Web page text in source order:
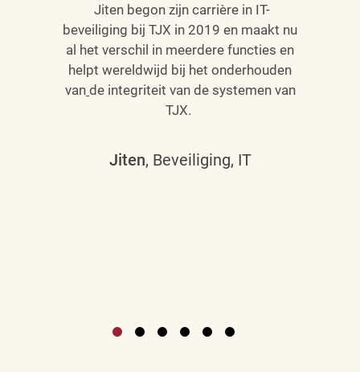
Jiten begon zijn carrière in IT-
beveiliging bij TJX in 2019 en maakt nu
al het verschil in meerdere functies en
helpt wereldwijd bij het onderhouden
van de integriteit van de systemen van
TJX.
Jiten, Beveiliging, IT